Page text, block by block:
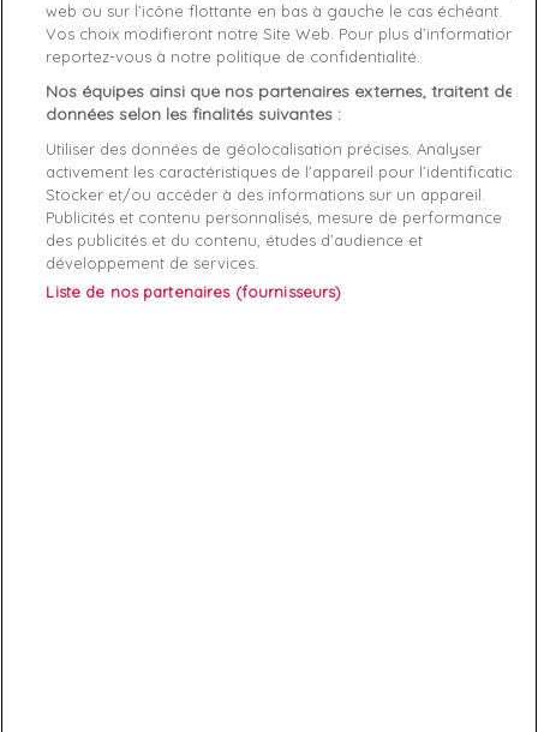
Sweat à capuche homme Tommy Jeans.
Gilet à capuche Tommy Jeans
manche longue
fermeture éclaire
-100% COTON
web ou sur l’icône flottante en bas à gauche le cas échéant.
Vos choix modifieront notre Site Web. Pour plus d’informations,
reportez-vous à notre politique de confidentialité.
Nos équipes ainsi que nos partenaires externes, traitent des
données selon les finalités suivantes :
Utiliser des données de géolocalisation précises. Analyser
activement les caractéristiques de l’appareil pour l’identification.
Stocker et/ou accéder à des informations sur un appareil.
Publicités et contenu personnalisés, mesure de performance
des publicités et du contenu, études d’audience et
développement de services.
Liste de nos partenaires (fournisseurs)